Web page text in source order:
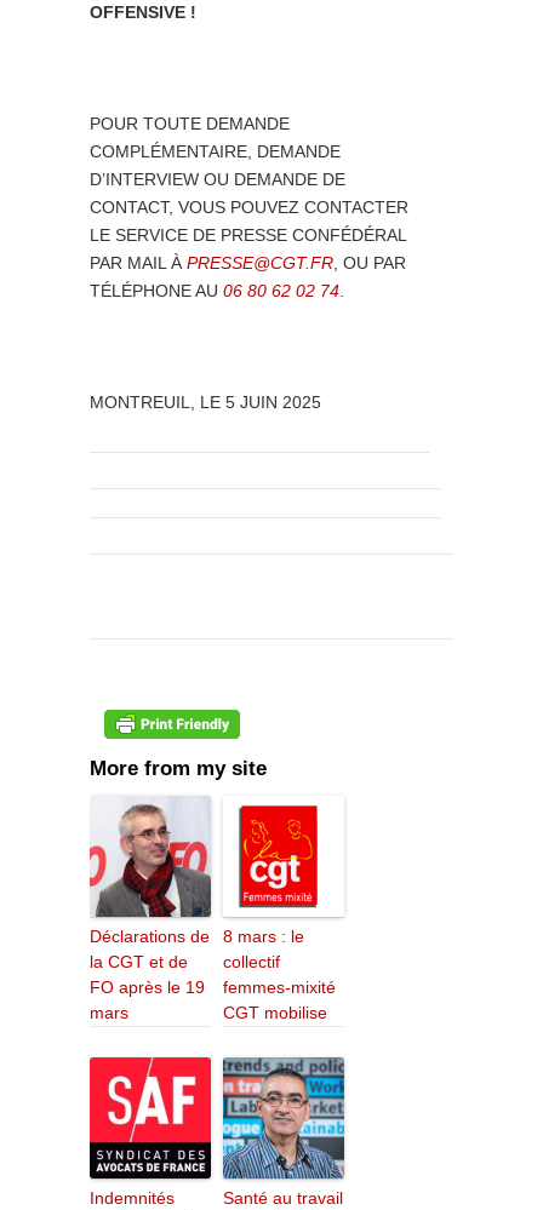
OFFENSIVE !
POUR TOUTE DEMANDE
COMPLÉMENTAIRE, DEMANDE
D’INTERVIEW OU DEMANDE DE
CONTACT, VOUS POUVEZ CONTACTER
LE SERVICE DE PRESSE CONFÉDÉRAL
PAR MAIL À PRESSE@CGT.FR , OU PAR
TÉLÉPHONE AU 06 80 62 02 74
MONTREUIL, LE 5 JUIN 2025
More from my site
Déclarations de
la CGT et de
FO après le 19
mars
8 mars : le
collectif
femmes-mixité
CGT mobilise
Indemnités
Santé au travail